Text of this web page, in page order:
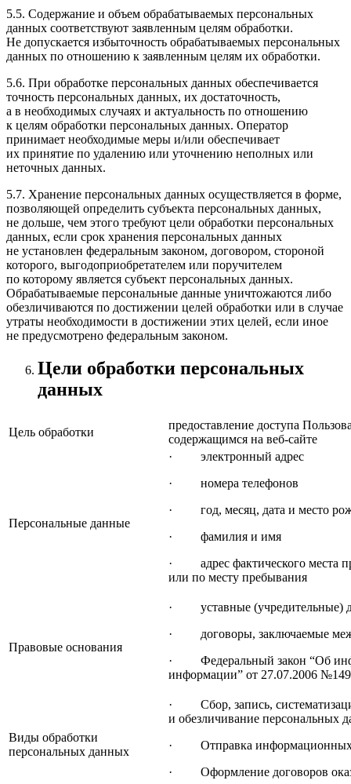
5.5. Содержание и объем обрабатываемых персональных
данных соответствуют заявленным целям обработки.
Не допускается избыточность обрабатываемых персональных
данных по отношению к заявленным целям их обработки.
5.6. При обработке персональных данных обеспечивается
точность персональных данных, их достаточность,
а в необходимых случаях и актуальность по отношению
к целям обработки персональных данных. Оператор
принимает необходимые меры и/или обеспечивает
их принятие по удалению или уточнению неполных или
неточных данных.
5.7. Хранение персональных данных осуществляется в форме,
позволяющей определить субъекта персональных данных,
не дольше, чем этого требуют цели обработки персональных
данных, если срок хранения персональных данных
не установлен федеральным законом, договором, стороной
которого, выгодоприобретателем или поручителем
по которому является субъект персональных данных.
Обрабатываемые персональные данные уничтожаются либо
обезличиваются по достижении целей обработки или в случае
утраты необходимости в достижении этих целей, если иное
не предусмотрено федеральным законом.
Цели обработки персональных
данных
Цель обработки
предоставление доступа
содержащимся на веб-сайте
Персональные данные
· электронный адрес
· номера телефонов
· год, месяц, дата и место
· фамилия и имя
· адрес фактического места
или по месту пребывания
Правовые основания
· уставные (учредительные)
· договоры, заключаемые
· Федеральный закон “Об
информации” от 27.07.2006
Виды обработки
персональных данных
· Сбор, запись,
и обезличивание персональных
· Отправка информационных
· Оформление договоров